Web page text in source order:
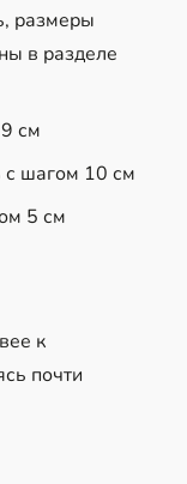
размеры
в разделе
см
с шагом 10 см
5 см
к
почти